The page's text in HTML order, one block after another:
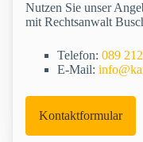
Nutzen Sie unser
mit Rechtsanwalt
Telefon: 089
E-Mail:
Kontaktformular